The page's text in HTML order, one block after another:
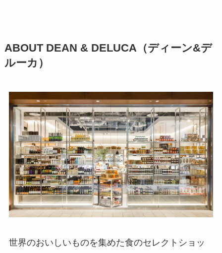
ABOUT DEAN & DELUCA（ディーン&デ
ルーカ）
世界のおいしいものを集めた食のセレクトショッ